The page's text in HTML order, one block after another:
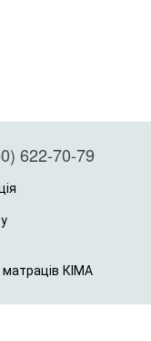
622-70-79
КІМА